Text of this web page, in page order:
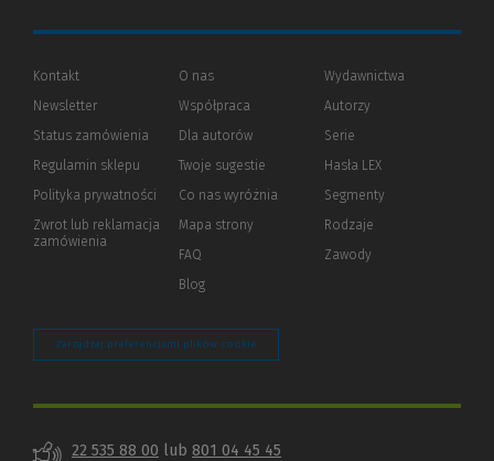
Kontakt
Newsletter
Status zamówienia
Regulamin sklepu
Polityka prywatności (Nowe
(Link
innej
Zwrot lub reklamacja
zamówienia
O nas
Współpraca
Dla autorów(Nowe
(Link
innej
strony)
Twoje sugestie
Co nas wyróżnia
Mapa strony
FAQ
Blog
Wydawnictwa
Autorzy
Serie
Hasła LEX
Segmenty
Rodzaje
Zawody
Zarządzaj preferencjami plików cookie
22 535 88 00 lub 801 04 45 45